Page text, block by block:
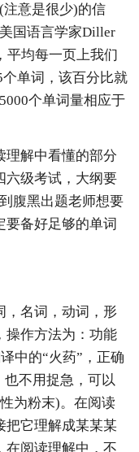
意是很少)的信
国语言学家Diller
平均每一页上我们
单词，该百分比就
个单词量相应于
理解中看懂的部分
六级考试，大纲要
腹黑出题老师想要
要备好足够的单词
，名词，动词，形
操作方法为：功能
中的“火药”，正确
也不用捉急，可以
为粉末)。在阅读
把它理解成某某某
在阅读理解中，不